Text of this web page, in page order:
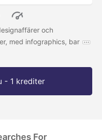
och
med infographics, bar
- 1 krediter
For